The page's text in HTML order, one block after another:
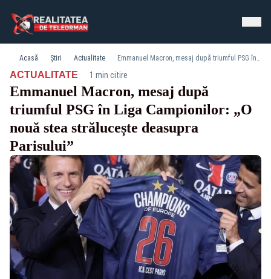
Acasă Știri Actualitate Emmanuel Macron, mesaj după triumful PSG în Liga Campionilor: „O nouă stea strălucește deasupra Parisului”
ACTUALITATE· 1 min citire
Emmanuel Macron, mesaj după
triumful PSG în Liga Campionilor: „O
nouă stea strălucește deasupra
Parisului”